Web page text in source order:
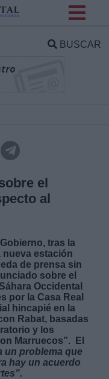
BUSCAR
el
al
tras la
nueva estación
de prensa sin
sobre el
Occidental
por la Casa Real
hincapié en la
Rabat, basadas
y los
Marruecos”. El
un problema que
hay un acuerdo